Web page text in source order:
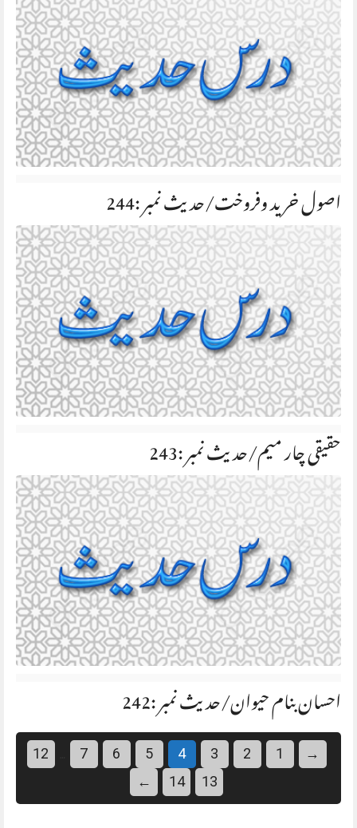
اصول خرید وفروخت/حديث نمبر :244
حقیقی چار میم/حديث نمبر :243
احسان بنام حیوان/حديث نمبر :242
→
1
2
3
4
5
6
7
12
13
14
←